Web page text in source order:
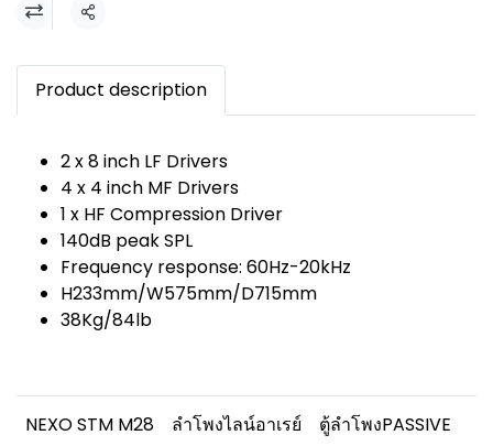
แชร์
Product description
2 x 8 inch LF Drivers
4 x 4 inch MF Drivers
1 x HF Compression Driver
140dB peak SPL
Frequency response: 60Hz-20kHz
H233mm/W575mm/D715mm
38Kg/84lb
NEXO STM M28 ลำโพงไลน์อาเรย์
ตู้ลำโพงPASSIVE